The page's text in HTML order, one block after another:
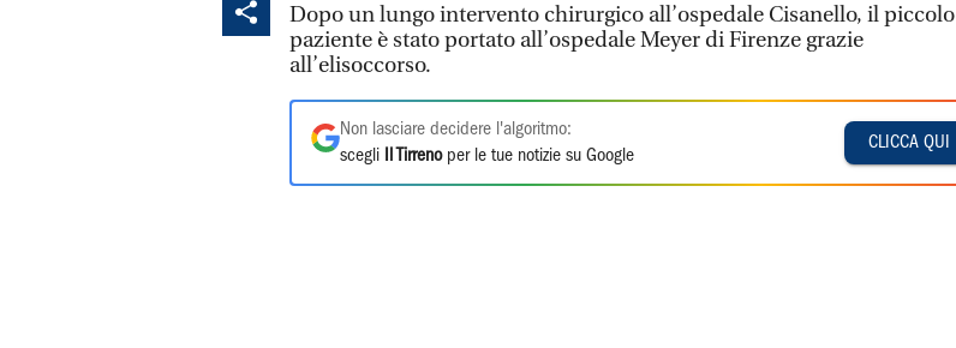
Dopo un lungo intervento chirurgico all’ospedale Cisanello, il piccolo
paziente è stato portato all’ospedale Meyer di Firenze grazie
all’elisoccorso.
Non lasciare decidere l'algoritmo:
scegli
Il Tirrenoper le tue notizie su Google
CLICCA QUI